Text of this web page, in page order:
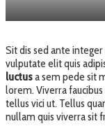
Sit dis sed ante
vulputate elit quis
luctusa sem pede sit
lorem. Viverra
tellus vici ut. Tellus
nullam quis viverra sit